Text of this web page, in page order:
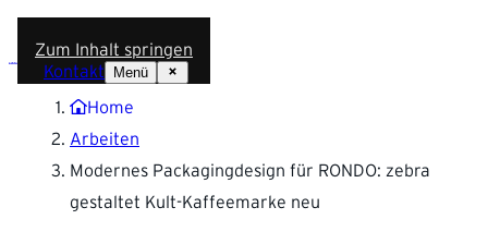
Zum Inhalt springen
Kontakt
Menü
Home
Arbeiten
Modernes Packagingdesign für RONDO: zebra
gestaltet Kult-Kaffeemarke neu